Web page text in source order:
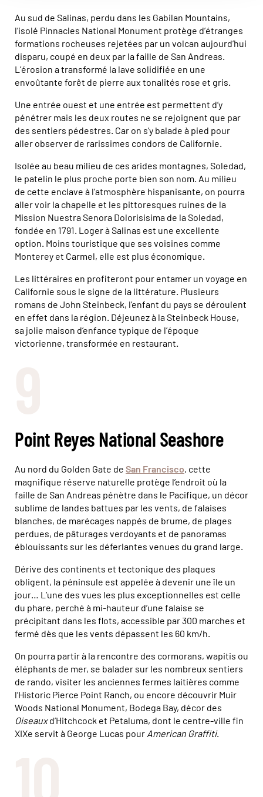
Au sud de Salinas, perdu dans les Gabilan Mountains,
l’isolé Pinnacles National Monument protège d’étranges
formations rocheuses rejetées par un volcan aujourd’hui
disparu, coupé en deux par la faille de San Andreas.
L’érosion a transformé la lave solidifiée en une
envoûtante forêt de pierre aux tonalités rose et gris.
Une entrée ouest et une entrée est permettent d’y
pénétrer mais les deux routes ne se rejoignent que par
des sentiers pédestres. Car on s’y balade à pied pour
aller observer de rarissimes condors de Californie.
Isolée au beau milieu de ces arides montagnes, Soledad,
le patelin le plus proche porte bien son nom. Au milieu
de cette enclave à l’atmosphère hispanisante, on pourra
aller voir la chapelle et les pittoresques ruines de la
Mission Nuestra Senora Dolorisisima de la Soledad,
fondée en 1791. Loger à Salinas est une excellente
option. Moins touristique que ses voisines comme
Monterey et Carmel, elle est plus économique.
Les littéraires en profiteront pour entamer un voyage en
Californie sous le signe de la littérature. Plusieurs
romans de John Steinbeck, l’enfant du pays se déroulent
en effet dans la région. Déjeunez à la Steinbeck House,
sa jolie maison d’enfance typique de l’époque
victorienne, transformée en restaurant.
Point Reyes National Seashore
Au nord du Golden Gate de San Francisco, cette
magnifique réserve naturelle protège l’endroit où la
faille de San Andreas pénètre dans le Pacifique, un décor
sublime de landes battues par les vents, de falaises
blanches, de marécages nappés de brume, de plages
perdues, de pâturages verdoyants et de panoramas
éblouissants sur les déferlantes venues du grand large.
Dérive des continents et tectonique des plaques
obligent, la péninsule est appelée à devenir une île un
jour… L’une des vues les plus exceptionnelles est celle
du phare, perché à mi-hauteur d’une falaise se
précipitant dans les flots, accessible par 300 marches et
fermé dès que les vents dépassent les 60 km/h.
On pourra partir à la rencontre des cormorans, wapitis ou
éléphants de mer, se balader sur les nombreux sentiers
de rando, visiter les anciennes fermes laitières comme
l’Historic Pierce Point Ranch, ou encore découvrir Muir
Woods National Monument, Bodega Bay, décor des
Oiseauxd’Hitchcock et Petaluma, dont le centre-ville fin
XIXe servit à George Lucas pour American Graffiti.